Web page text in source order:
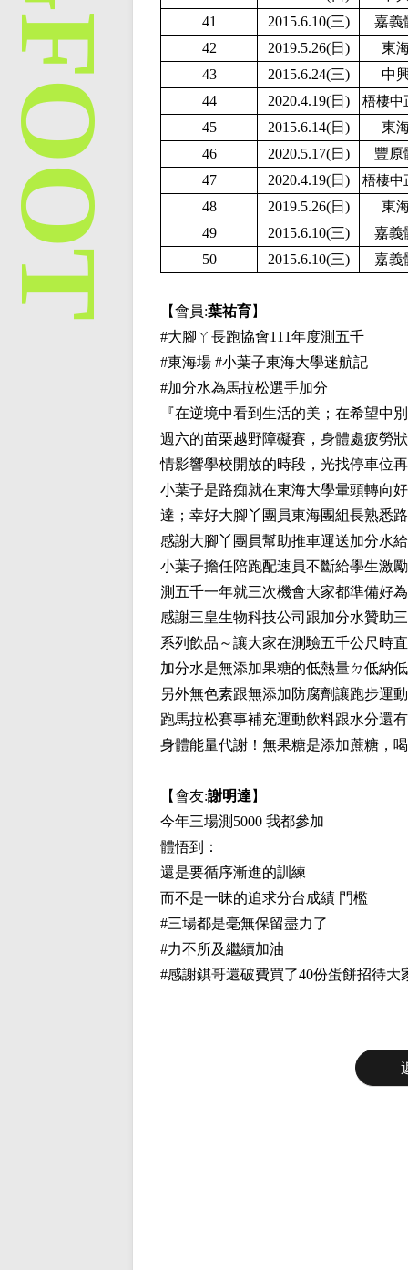
41
2015.6.10(三)
嘉義
42
2019.5.26(日)
東
43
2015.6.24(三)
中
44
2020.4.19(日) 梧棲中
45 2015.6.14(日)
東
46
2020.5.17(日)
豐原
47
2020.4.19(日) 梧棲中
48 2019.5.26(日)
東
49
2015.6.10(三)
嘉義
50
2015.6.10(三) 嘉義
【會員:葉祐育】
#大腳ㄚ長跑協會111年度測五千
#東海場 #小葉子東海大學迷航記
#加分水為馬拉松選手加分
『在逆境中看到生活的美；在希望中
週六的苗栗越野障礙賽，身體處疲勞
情影響學校開放的時段，光找停車位
小葉子是路痴就在東海大學暈頭轉向
達；幸好大腳丫團員東海團組長熟悉
感謝大腳丫團員幫助推車運送加分水
小葉子擔任陪跑配速員不斷給學生激
測五千一年就三次機會大家都準備好
感謝三皇生物科技公司跟加分水贊助
系列飲品～讓大家在測驗五千公尺時
加分水是無添加果糖的低熱量ㄉ低納
另外無色素跟無添加防腐劑讓跑步運
跑馬拉松賽事補充運動飲料跟水分還
身體能量代謝！無果糖是添加蔗糖，
【會友:謝明達 】
今年三場測 5000 我都參加
體悟到：
還是要循序漸進的訓練
而不是一昧的追求分台成績 門檻
#三場都是毫無保留盡力了
#力不所及繼續加油
#感謝錤哥還破費買了40份蛋餅招待大